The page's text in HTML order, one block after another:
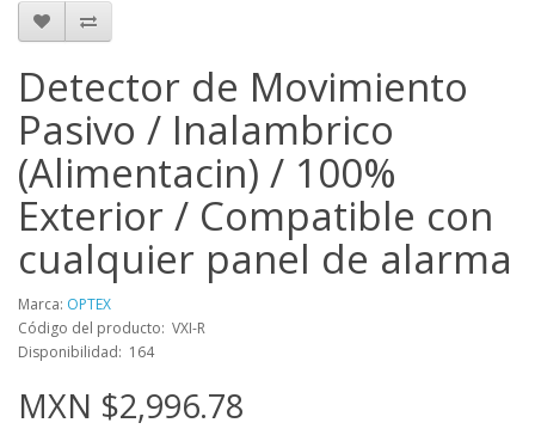
Detector de Movimiento
Pasivo / Inalambrico
(Alimentacin) / 100%
Exterior / Compatible con
cualquier panel de alarma
Marca: OPTEX
Código del producto: VXI-R
Disponibilidad: 164
MXN $2,996.78